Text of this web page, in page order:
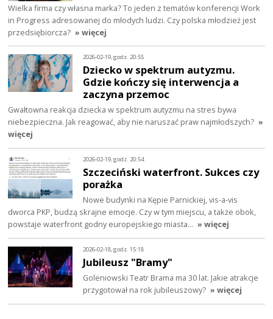
Wielka firma czy własna marka? To jeden z tematów konferencji Work
in Progress adresowanej do młodych ludzi. Czy polska młodzież jest
przedsiębiorcza? » więcej
2026-02-19, godz. 20:55
Dziecko w spektrum autyzmu.
Gdzie kończy się interwencja a
zaczyna przemoc
Gwałtowna reakcja dziecka w spektrum autyzmu na stres bywa
niebezpieczna. Jak reagować, aby nie naruszać praw najmłodszych? »
więcej
2026-02-19, godz. 20:54
Szczeciński waterfront. Sukces czy
porażka
Nowe budynki na Kępie Parnickiej, vis-a-vis
dworca PKP, budzą skrajne emocje. Czy w tym miejscu, a także obok,
powstaje waterfront godny europejskiego miasta… » więcej
2026-02-18, godz. 15:18
Jubileusz "Bramy"
Goleniowski Teatr Brama ma 30 lat. Jakie atrakcje
przygotował na rok jubileuszowy? » więcej